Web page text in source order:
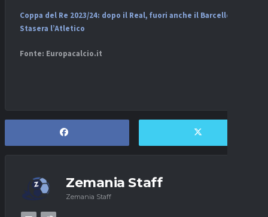
Coppa del Re 2023/24: dopo il Real, fuori anche il Barcellona.
Stasera l’Atletico
Fonte: Europacalcio.it
Zemania Staff
Zemania Staff